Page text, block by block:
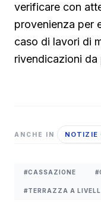
verificare con
provenienza per
caso di lavori di
rivendicazioni
ANCHE IN NOTIZIE
#CASSAZIONE
#TERRAZZA A